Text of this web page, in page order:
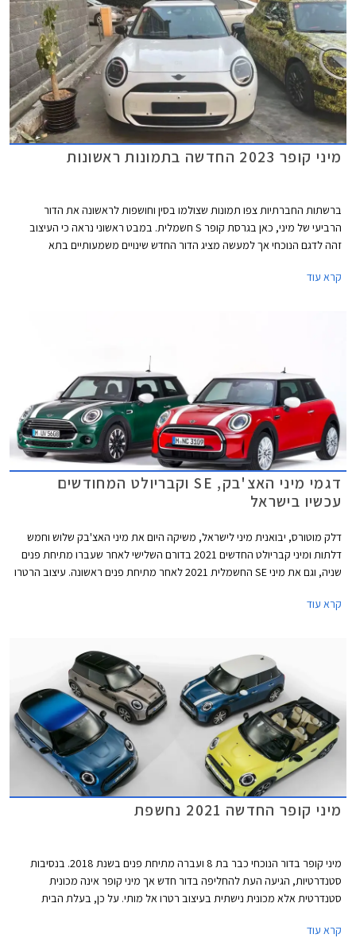
מיני קופר 2023 החדשה בתמונות ראשונות
ברשתות החברתיות צפו תמונות שצולמו בסין וחושפות לראשונה את הדור
הרביעי של מיני, כאן בגרסת קופר S חשמלית. במבט ראשוני נראה כי העיצוב
זהה לדגם הנוכחי אך למעשה מציג הדור החדש שינויים משמעותיים בתא
קרא עוד
דגמי מיני האצ'בק, SE וקבריולט המחודשים
עכשיו בישראל
דלק מוטורס, יבואנית מיני לישראל, משיקה היום את מיני האצ'בק שלוש וחמש
דלתות ומיני קבריולט החדשים 2021 בדורם השלישי לאחר שעברו מתיחת פנים
שניה, וגם את מיני SE החשמלית 2021 לאחר מתיחת פנים ראשונה. עיצוב הרטרו
"חשמלי" ואטום עם מסגרת בגוון שחור מבריק. הפגוש הקדמי כולל כעת כונסי
פנס ערפל מרכזי. פנסי LED אחוריים עם גרפיקת דגל בריטניה - Union Lack
אינץ' חדשים, וצבעי מרכב חדשים לרבות צביעה רב גונית לגג המשלבת שני
צבעים.
קרא עוד
מיני קופר החדשה 2021 נחשפת
מיני קופר בדור הנוכחי כבר בת 8 ועברה מתיחת פנים בשנת 2018. בנסיבות
סטנדרטיות, הגיעה העת להחליפה בדור חדש אך מיני קופר אינה מכונית
סטנדרטית אלא מכונית נישתית בעיצוב רטרו אל מותי. על כן, בעלת הבית
אשר ישאירו אותה עדכנית בקו החזית לשנים הקרובות.
קרא עוד